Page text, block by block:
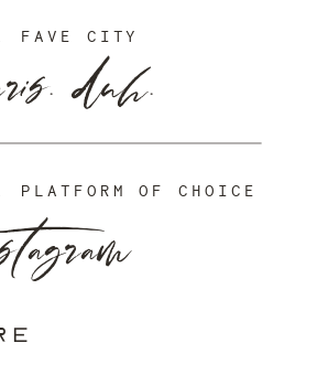
duh.
PLATFORM OF CHOICE
FAVE CITY